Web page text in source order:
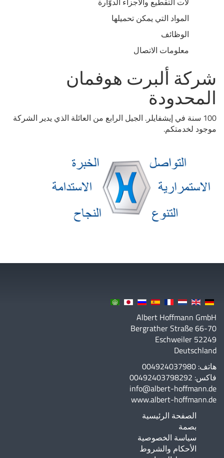
المواد التي يمكن تحميلها
الوظائف
معلومات الاتصال
شركة ألبرت هوفمان
المحدودة
100 سنة في إيشفايلر. الجيل الرابع من العائلة الذي يدير الشركة
موجود لخدمتكم.
Albert Hoffmann GmbH
Bergrather Straße 66-70
52249 Eschweiler
Deutschland
هاتف: 004924037980
فاكس: 00492403798292
info@albert-hoffmann.de
www.albert-hoffmann.de
الصفحة الرئيسية
بصمة
سياسة الخصوصية
الأحكام والشروط